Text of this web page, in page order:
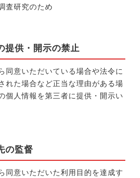
査研究のため
提供・開示の禁止
同意いただいている場合や法令に
れた場合など正当な理由がある場
個人情報を第三者に提供・開示い
の監督
同意いただいた利用目的を達成す